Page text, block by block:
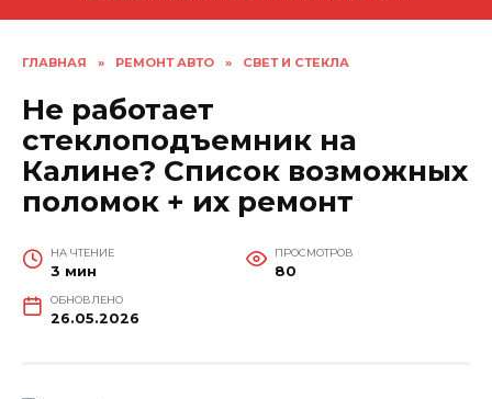
ГЛАВНАЯ » РЕМОНТ АВТО » СВЕТ И СТЕКЛА
Не работает
стеклоподъемник на
Калине? Список возможных
поломок + их ремонт
НА ЧТЕНИЕ
3 мин
ПРОСМОТРОВ
80
ОБНОВЛЕНО
26.05.2026